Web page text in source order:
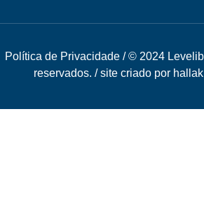
Política de Privacidade / © 2024
reservados. / site criado por